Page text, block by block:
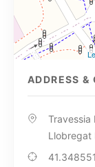
ADDRESS &
Llobregat